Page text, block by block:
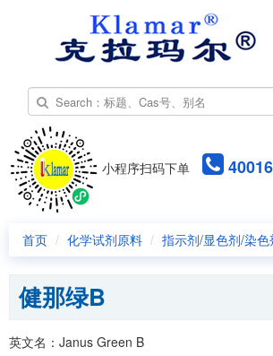
小程序扫码下单
首页 化学试剂原料 指示剂/显色剂/染色
健那绿B
英文名：Janus Green B